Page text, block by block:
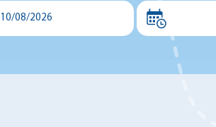
10/08/2026